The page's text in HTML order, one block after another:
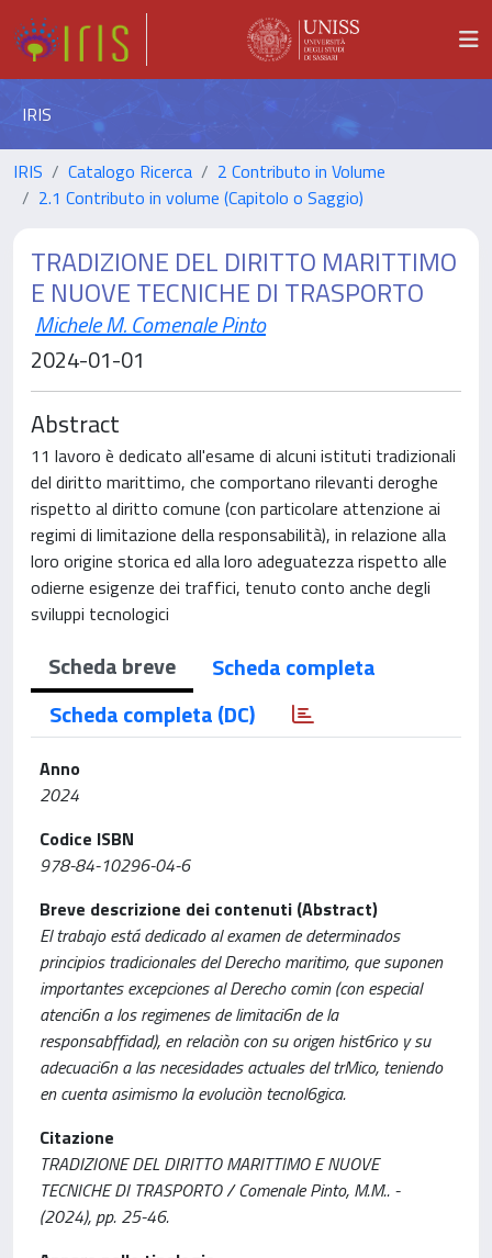
IRIS
IRIS Catalogo Ricerca
2 Contributo in Volume
2.1 Contributo in volume (Capitolo o Saggio)
TRADIZIONE DEL DIRITTO MARITTIMO
E NUOVE TECNICHE DI TRASPORTO
Michele M. Comenale Pinto
2024-01-01
Abstract
11 lavoro è dedicato all'esame di alcuni istituti tradizionali
del diritto marittimo, che comportano rilevanti deroghe
rispetto al diritto comune (con particolare attenzione ai
regimi di limitazione della responsabilità), in relazione alla
loro origine storica ed alla loro adeguatezza rispetto alle
odierne esigenze dei traffici, tenuto conto anche degli
sviluppi tecnologici
Scheda breve
Scheda completa
Scheda completa (DC)
Anno
2024
Codice ISBN
978-84-10296-04-6
Breve descrizione dei contenuti (Abstract)
El trabajo está dedicado al examen de determinados
principios tradicionales del Derecho maritimo, que suponen
importantes excepciones al Derecho comin (con especial
atenci6n a los regimenes de limitaci6n de la
responsabffidad), en relaciòn con su origen hist6rico y su
adecuaci6n a las necesidades actuales del trMico, teniendo
en cuenta asimismo la evoluciòn tecnol6gica.
Citazione
TRADIZIONE DEL DIRITTO MARITTIMO E NUOVE
TECNICHE DI TRASPORTO / Comenale Pinto, M.M.. -
(2024), pp. 25-46.